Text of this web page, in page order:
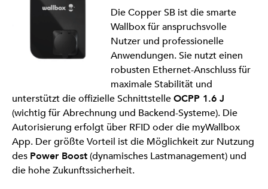
Die Copper SB ist die smarte
Wallbox für anspruchsvolle
Nutzer und professionelle
Anwendungen. Sie nutzt einen
robusten Ethernet-Anschluss für
maximale Stabilität und
unterstützt die offizielle SchnittstelleOCPP 1.6 J
(wichtig für Abrechnung und Backend-Systeme). Die
Autorisierung erfolgt über RFID oder die myWallbox
App. Der größte Vorteil ist die Möglichkeit zur Nutzung
des Power Boost(dynamisches Lastmanagement) und
die hohe Zukunftssicherheit.